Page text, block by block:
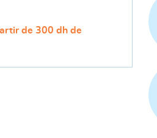
de 300 dh de